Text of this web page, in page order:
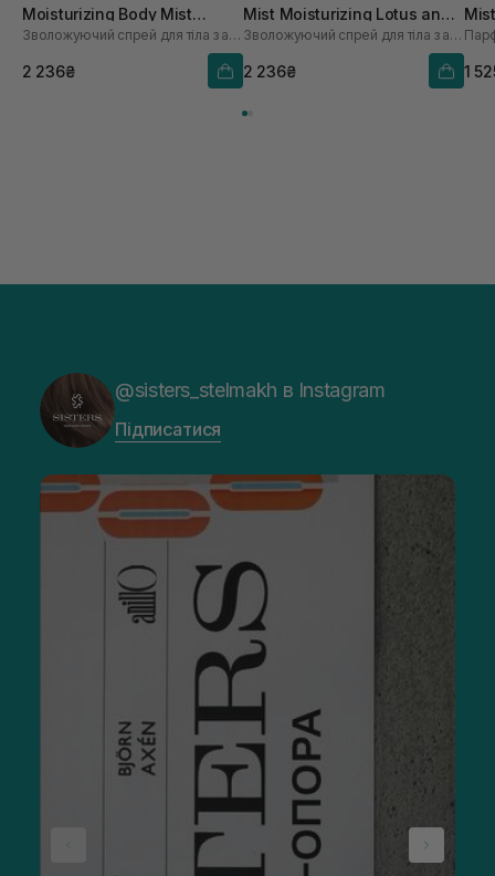
Moisturizing Body Mist
Ayurvedique Ambre Vanille
Зволожуючий спрей для тіла з ароматом амбри, ванілі та пачулі
2 236₴
Mist Moisturizing Lotus and
Frangipani Flower 200 мл
Зволожуючий спрей для тіла з ароматом лотоса та франжипані
2 236₴ 1
@sisters_stelmakh в Instagram
Підписатися